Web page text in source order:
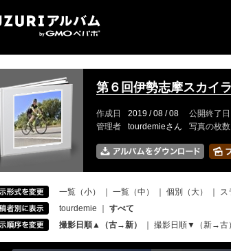
第６回伊勢志摩スカイ
作成日 2019 / 08 / 08 公開終了日
管理者
tourdemieさん 写真の枚数
一覧（小） 一覧（中） 個別（大）
ス
tourdemie
すべて
撮影日順▲（古→新）
撮影日順▼（新→古）